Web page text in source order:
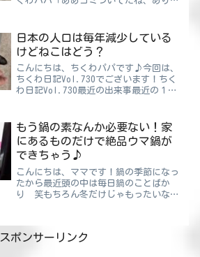
んなことありますよね？パパは多すぎる
気もしますが・・・トイレ...
日本の人口は毎年減少している
けどねこはどう？
こんにちは、ちくわパパです♪今回は、
ちくわ日記Vol.730でございます！ちく
わ日記Vol.730最近の出来事最近の１番
によると、日本の人口は５年間でなんと
約309万人...
もう鍋の素なんか必要ない！家
にあるものだけで絶品ウマ鍋が
できちゃう♪
こんにちは、ママです！鍋の季節になっ
たから最近頭の中は毎日鍋のことばか
り 笑もちろん冬だけじゃもったいない
ね！ならばいっそのことおいしい鍋の素
が作れたら、年中鍋を楽しめる...
スポンサーリンク